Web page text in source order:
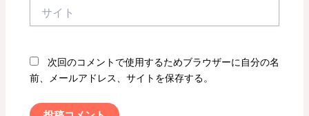
次回のコメントで使用するためブラウザーに自分の名
前、メールアドレス、サイトを保存する。